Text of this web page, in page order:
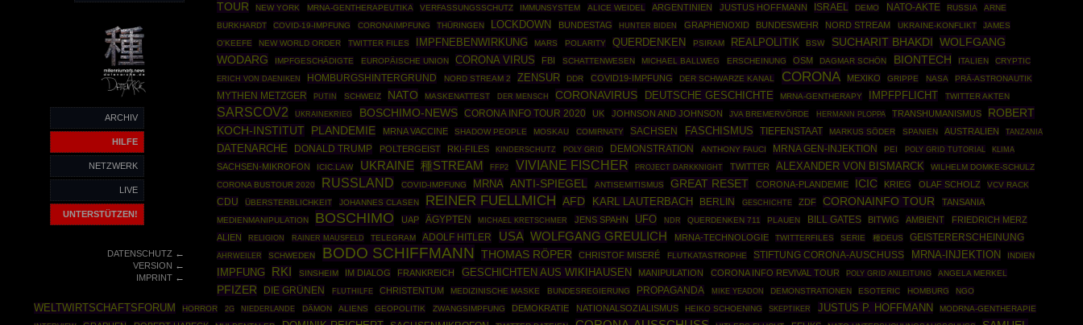
ARCHIV
HILFE
NETZWERK
LIVE
UNTERSTÜTZEN!
DATENSCHUTZ←
VERSION ←
IMPRINT←
TOUR
NEW YORK MRNA-GENTHERAPEUTIKA VERFASSUNGSSCHUTZ IMMUNSYSTEM ALICE WEIDEL ARGENTINIEN JUSTUS HOFFMANN ISRAEL DEMO NATO-AKTE RUSSIA
ARNE
BURKHARDT
COVID-19-IMPFUNG CORONAIMPFUNG THÜRINGEN LOCKDOWN BUNDESTAG HUNTER BIDEN GRAPHENOXID BUNDESWEHR NORD STREAM UKRAINE-KONFLIKT
JAMES
O'KEEFE
NEW WORLD ORDER TWITTER FILES IMPFNEBENWIRKUNG MARS POLARITY QUERDENKEN PSIRAM REALPOLITIK BSW SUCHARIT BHAKDI
WOLFGANG
WODARG
IMPFGESCHÄDIGTE EUROPÄISCHE UNION CORONA VIRUS FBI SCHATTENWESEN MICHAEL BALLWEG ERSCHEINUNG OSM DAGMAR SCHÖN BIONTECH ITALIEN CRYPTIC
ERICH VON DAENIKEN HOMBURGSHINTERGRUND NORD STREAM 2 ZENSUR DDR COVID19-IMPFUNG DER SCHWARZE KANAL CORONA MEXIKO GRIPPE NASA PRÄ-ASTRONAUTIK
MYTHEN METZGER PUTIN SCHWEIZ NATO MASKENATTEST DER MENSCH CORONAVIRUS DEUTSCHE GESCHICHTE MRNA-GENTHERAPY IMPFPFLICHT TWITTER AKTEN
SARSCOV2 UKRAINEKRIEG BOSCHIMO-NEWS CORONA INFO TOUR 2020 UK JOHNSON AND JOHNSON JVA BREMERVÖRDE HERMANN PLOPPA TRANSHUMANISMUS
ROBERT
KOCH-INSTITUT
PLANDEMIE MRNA VACCINE SHADOW PEOPLE MOSKAU COMIRNATY SACHSEN FASCHISMUS TIEFENSTAAT MARKUS SÖDER SPANIEN AUSTRALIEN TANZANIA
DATENARCHE DONALD TRUMP POLTERGEIST RKI-FILES KINDERSCHUTZ POLY GRID DEMONSTRATION ANTHONY FAUCI MRNA GEN-INJEKTION PEI POLY GRID TUTORIAL KLIMA
SACHSEN-MIKROFON ICIC.LAW UKRAINE 種STREAM FFP2 VIVIANE FISCHER PROJECT DARKKNIGHT TWITTER ALEXANDER VON BISMARCK
WILHELM DOMKE-SCHULZ
CORONA BUSTOUR 2020
RUSSLAND COVID-IMPFUNG MRNA ANTI-SPIEGEL ANTISEMITISMUS GREAT RESET CORONA-PLANDEMIE ICIC KRIEG OLAF SCHOLZ VCV RACK
CDU ÜBERSTERBLICHKEIT JOHANNES CLASEN REINER FUELLMICH AFD KARL LAUTERBACH BERLIN GESCHICHTE ZDF CORONAINFO TOUR TANSANIA
MEDIENMANIPULATION BOSCHIMO UAP ÄGYPTEN MICHAEL KRETSCHMER JENS SPAHN UFO NDR QUERDENKEN 711 PLAUEN BILL GATES BITWIG AMBIENT
FRIEDRICH MERZ
ALIEN
RELIGION RAINER MAUSFELD TELEGRAM ADOLF HITLER USA WOLFGANG GREULICH MRNA-TECHNOLOGIE TWITTERFILES SERIE 種DEUS GEISTERERSCHEINUNG
AHRWEILER SCHWEDEN BODO SCHIFFMANN THOMAS RÖPER CHRISTOF MISERÉ FLUTKATASTROPHE STIFTUNG CORONA-AUSCHUSS MRNA-INJEKTION INDIEN
IMPFUNG RKI SINSHEIM IM DIALOG FRANKREICH GESCHICHTEN AUS WIKIHAUSEN MANIPULATION CORONA INFO REVIVAL TOUR POLY GRID ANLEITUNG ANGELA MERKEL
PFIZER DIE GRÜNEN FLUTHILFE CHRISTENTUM MEDIZINISCHE MASKE BUNDESREGIERUNG PROPAGANDA MIKE YEADON DEMONSTRATIONEN ESOTERIC HOMBURG NGO
WELTWIRTSCHAFTSFORUM HORROR 2G NIEDERLANDE DÄMON ALIENS GEOPOLITIK ZWANGSIMPFUNG DEMOKRATIE NATIONALSOZIALISMUS HEIKO SCHOENING SKEPTIKER JUSTUS P. HOFFMANN MODRNA-GENTHERAPIE